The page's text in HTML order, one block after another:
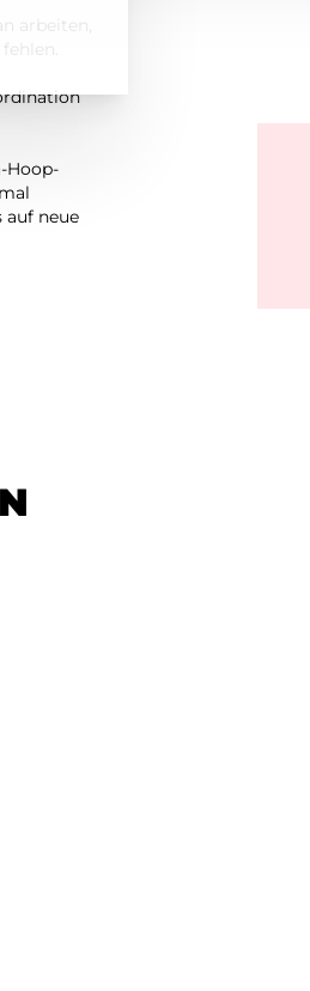
arbeiten,
Hoop-
auf neue